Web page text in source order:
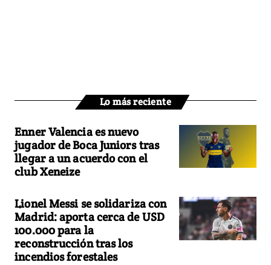
Lo más reciente
Enner Valencia es nuevo
jugador de Boca Juniors tras
llegar a un acuerdo con el
club Xeneize
Lionel Messi se solidariza con
Madrid: aporta cerca de USD
100.000 para la
reconstrucción tras los
incendios forestales